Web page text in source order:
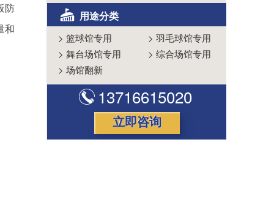
防
和
用途分类
> 篮球馆专用 > 羽毛球馆专用
> 舞台场馆专用 > 综合场馆专用
> 场馆翻新
13716615020
立即咨询